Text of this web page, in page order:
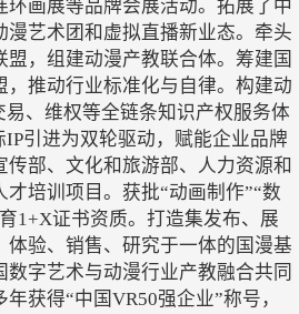
环画展等品牌会展活动。拓展了中
漫艺术团和虚拟直播新业态。牵头
，组建动漫产教联合体。筹建国
，推动行业标准化与自律。构建动
、维权等全链条知识产权服务体
引进为双轮驱动，赋能企业品牌
部、文化和旅游部、人力资源和
培训项目。获批“动画制作”“数
1+X证书资质。打造集发布、展
体验、销售、研究于一体的国漫基
字艺术与动漫行业产教融合共同
获得“中国VR50强企业”称号，